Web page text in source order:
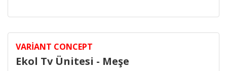
VARIANT CONCEPT
Ekol Tv Ünitesi - Meşe